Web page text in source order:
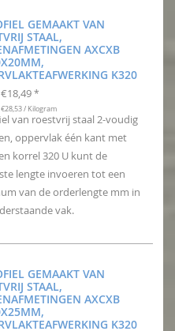
GEMAAKT VAN
STAAL,
AXCXB
K320
€18,49 *
/ Kilogram
van roestvrij staal 2-voudig
oppervlak één kant met
korrel 320 U kunt de
lengte invoeren tot een
van de orderlengte mm in
vak.
GEMAAKT VAN
STAAL,
AXCXB
K320